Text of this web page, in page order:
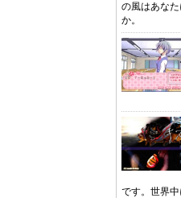
の風はあな
か。
です。世界